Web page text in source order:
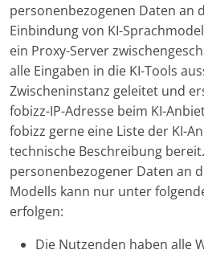
personenbezogenen Daten an
Einbindung von KI-
ein Proxy-Server
alle Eingaben in die KI-Tools
Zwischeninstanz geleitet und
fobizz-IP-Adresse beim KI-
fobizz gerne eine Liste der KI-
technische Beschreibung
personenbezogener Daten an
Modells kann nur unter
erfolgen:
Die Nutzenden haben alle